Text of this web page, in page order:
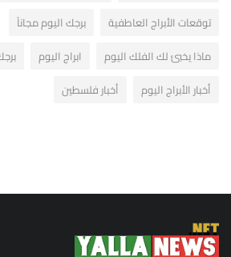
توقعات الأبراج العاطفية
برجك اليوم مجاناً
ماذا يخبئ لك الفلك اليوم
ابراج اليوم
أخبار الأبراج اليوم
أخبار فلسطين